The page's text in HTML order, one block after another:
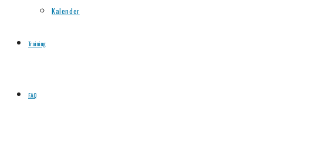
Kalender
Training
FAQ